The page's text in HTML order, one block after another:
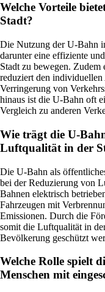
Welche Vorteile
Stadt?
Die Nutzung der U-Bahn
darunter eine effiziente
Stadt zu bewegen. Zudem
reduziert den
Verringerung von
hinaus ist die U-Bahn oft
Vergleich zu anderen
Wie trägt die U-
Luftqualität in der
Die U-Bahn als
bei der Reduzierung von
Bahnen elektrisch
Fahrzeugen mit
Emissionen. Durch die
somit die Luftqualität in
Bevölkerung geschützt
Welche Rolle spielt
Menschen mit